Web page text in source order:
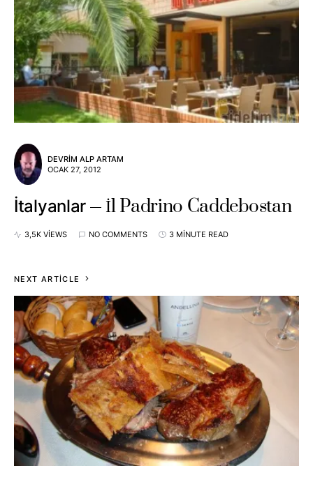
DEVRIM ALP ARTAM
OCAK 27, 2012
İtalyanlar İl Padrino Caddebostan
3,5K VIEWS NO COMMENTS 3 MINUTE READ
NEXT ARTICLE